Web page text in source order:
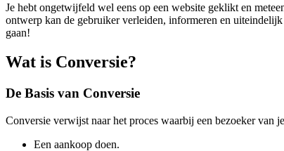
Je hebt ongetwijfeld wel eens op een website geklikt en
ontwerp kan de gebruiker verleiden, informeren en
gaan!
Wat is Conversie?
De Basis van Conversie
Conversie verwijst naar het proces waarbij een bezoeker van
Een aankoop doen.